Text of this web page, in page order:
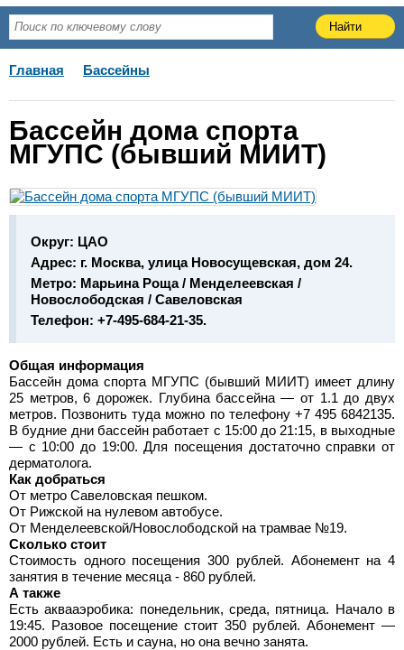
Главная Бассейны
Бассейн дома спорта
МГУПС (бывший МИИТ)
Округ: ЦАО
Адрес: г. Москва, улица Новосущевская, дом 24.
Метро: Марьина Роща / Менделеевская /
Новослободская / Савеловская
Телефон: +7-495-684-21-35.
Общая информация
Бассейн дома спорта МГУПС (бывший МИИТ) имеет длину
25 метров, 6 дорожек. Глубина бассейна — от 1.1 до двух
метров. Позвонить туда можно по телефону +7 495 6842135.
В будние дни бассейн работает с 15:00 до 21:15, в выходные
— с 10:00 до 19:00. Для посещения достаточно справки от
дерматолога.
Как добраться
От метро Савеловская пешком.
От Рижской на нулевом автобусе.
От Менделеевской/Новослободской на трамвае №19.
Сколько стоит
Стоимость одного посещения 300 рублей. Абонемент на 4
занятия в течение месяца - 860 рублей.
А также
Есть аквааэробика: понедельник, среда, пятница. Начало в
19:45. Разовое посещение стоит 350 рублей. Абонемент —
2000 рублей. Есть и сауна, но она вечно занята.